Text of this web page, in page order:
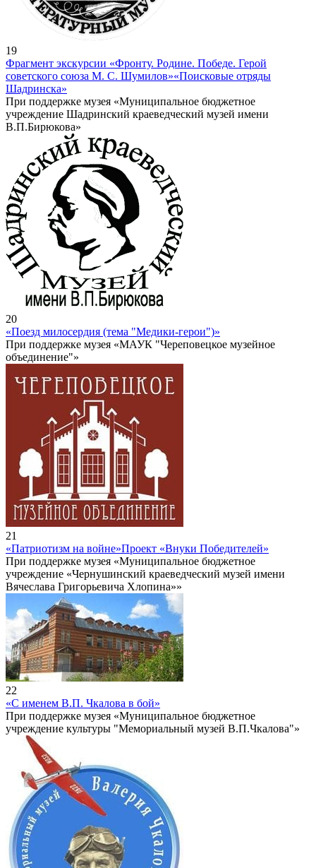
19
Фрагмент экскурсии «Фронту. Родине. Победе. Герой
советского союза М. С. Шумилов»«Поисковые отряды
Шадринска»
При поддержке музея «Муниципальное бюджетное
учреждение Шадринский краеведческий музей имени
В.П.Бирюкова»
20
«Поезд милосердия (тема "Медики-герои")»
При поддержке музея «МАУК "Череповецкое музейное
объединение"»
21
«Патриотизм на войне»Проект «Внуки Победителей»
При поддержке музея «Муниципальное бюджетное
учреждение «Чернушинский краеведческий музей имени
Вячеслава Григорьевича Хлопина»»
22
«С именем В.П. Чкалова в бой»
При поддержке музея «Муниципальное бюджетное
учреждение культуры "Мемориальный музей В.П.Чкалова"»